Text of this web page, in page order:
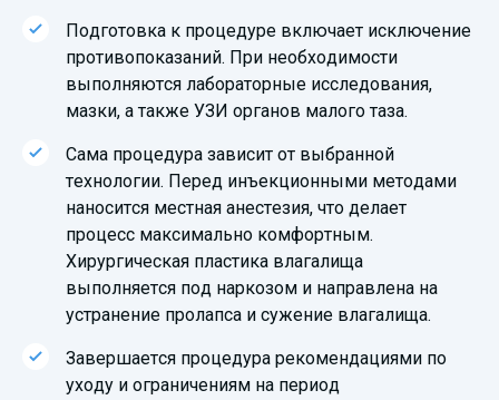
Подготовка к процедуре включает исключение
противопоказаний. При необходимости
выполняются лабораторные исследования,
мазки, а также УЗИ органов малого таза.
Сама процедура зависит от выбранной
технологии. Перед инъекционными методами
наносится местная анестезия, что делает
процесс максимально комфортным.
Хирургическая пластика влагалища
выполняется под наркозом и направлена на
устранение пролапса и сужение влагалища.
Завершается процедура рекомендациями по
уходу и ограничениям на период